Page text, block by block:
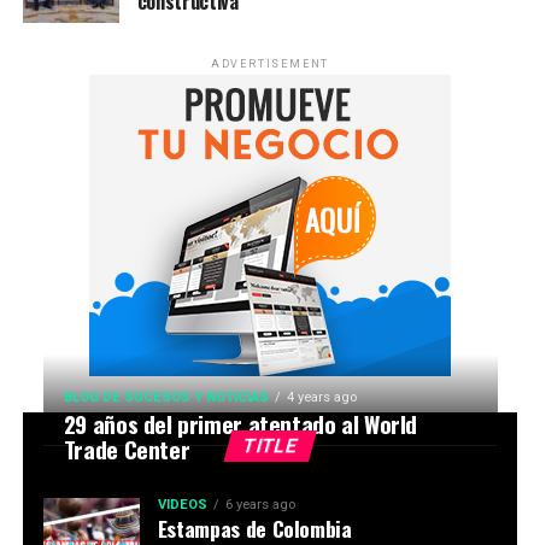
ADVERTISEMENT
TITLE
BLOG DE SUCESOS Y NOTICIAS 4 years ago
29 años del primer atentado al World
Trade Center
VIDEOS 6 years ago
Estampas de Colombia